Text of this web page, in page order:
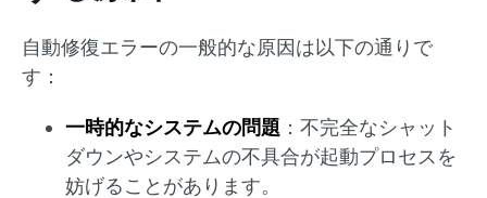
自動修復エラーの一般的な原因は以下の通りで
す：
一時的なシステムの問題 ：不完全なシャット
ダウンやシステムの不具合が起動プロセスを
妨げることがあります。